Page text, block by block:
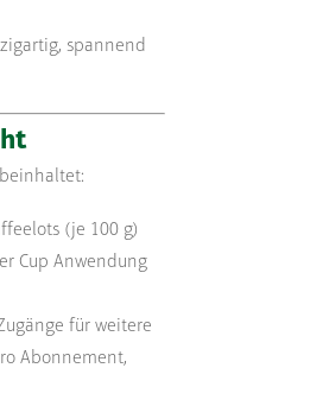
spannend
(je 100 g)
Cup Anwendung
für weitere
Abonnement,